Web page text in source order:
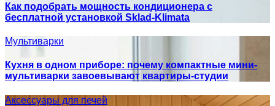
Как подобрать мощность кондиционера с
бесплатной установкой Sklad-Klimata
Мультиварки
Кухня в одном приборе: почему компактные мини-
мультиварки завоевывают квартиры-студии
Аксессуары для печей